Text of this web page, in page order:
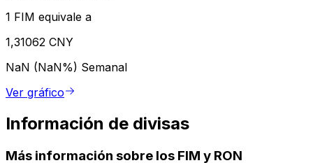
1 FIM equivale a
1,31062 CNY
NaN (NaN%) Semanal
Ver gráfico
Información de divisas
Más información sobre los FIM y RON